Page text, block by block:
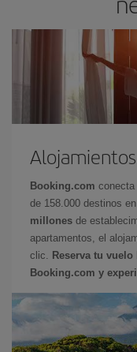
Alojamientos
Booking.com
de 158.000 destinos
millones de
apartamentos, el
clic.
Reserva tu
Booking.com y